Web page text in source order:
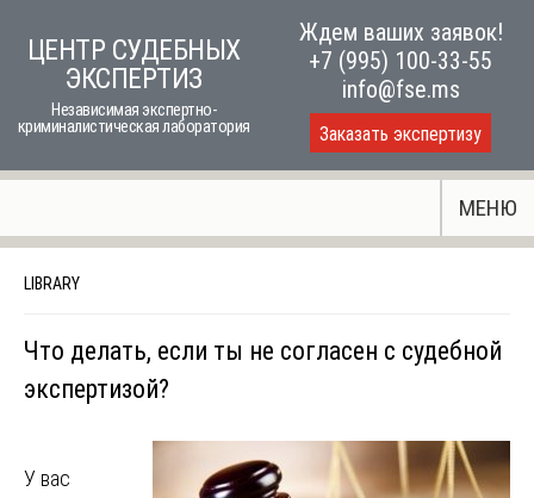
ЦЕНТР СУДЕБНЫХ
ЭКСПЕРТИЗ
Независимая экспертно-
криминалистическая лаборатория
Ждем ваших заявок!
+7 (995) 100-33-55
info@fse.ms
Заказать экспертизу
МЕНЮ
LIBRARY
Что делать, если ты не согласен с судебной
экспертизой?
У вас